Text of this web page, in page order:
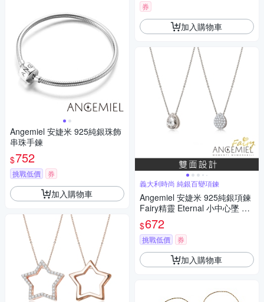
Angemiel 安婕米 925純銀珠飾
串珠手鍊
$752
挑戰低價 券
加入購物車
券
加入購物車
義大利時尚 純銀百變項鍊
Angemiel 安婕米 925純銀項鍊
Fairy精靈 Eternal 小中心墜 白
鑽滿鑽
$672
挑戰低價 券
加入購物車